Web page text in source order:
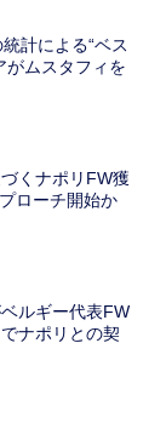
計による“ベス
がムスタフィを
くナポリFW獲
ローチ開始か
ルギー代表FW
ナポリとの契